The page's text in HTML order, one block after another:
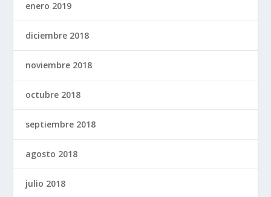
enero 2019
diciembre 2018
noviembre 2018
octubre 2018
septiembre 2018
agosto 2018
julio 2018